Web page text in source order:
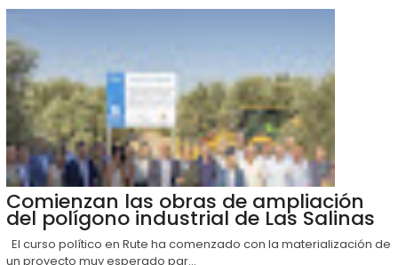
Comienzan las obras de ampliación
del polígono industrial de Las Salinas
El curso político en Rute ha comenzado con la materialización de
un proyecto muy esperado par...